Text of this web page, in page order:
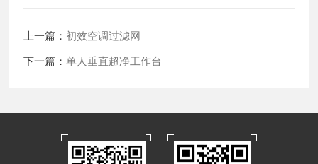
上一篇：初效空调过滤网
下一篇：单人垂直超净工作台